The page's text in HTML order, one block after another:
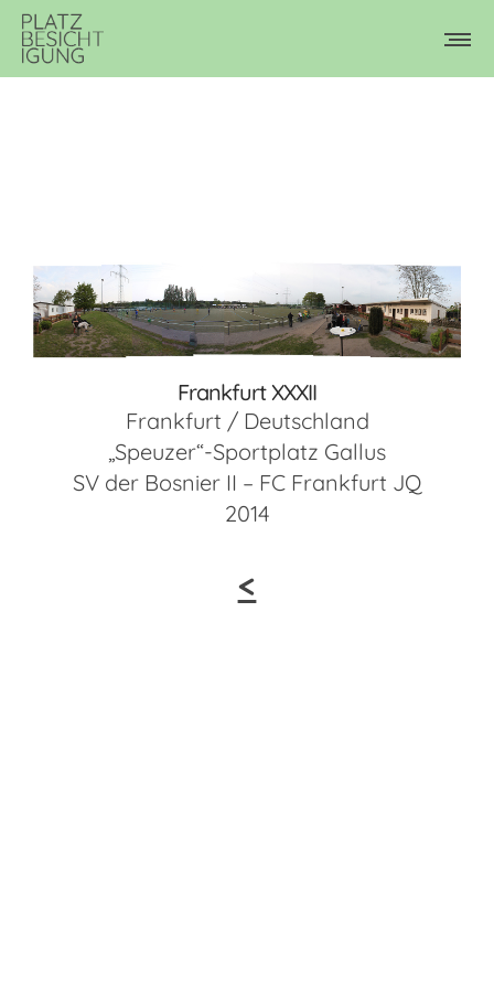
Frankfurt XXXII
Frankfurt / Deutschland
„Speuzer“-Sportplatz Gallus
SV der Bosnier II – FC Frankfurt JQ
2014
<